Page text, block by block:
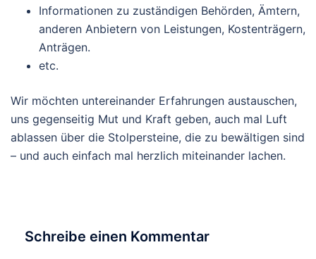
Informationen zu zuständigen Behörden, Ämtern,
anderen Anbietern von Leistungen, Kostenträgern,
Anträgen.
etc.
Wir möchten untereinander Erfahrungen austauschen,
uns gegenseitig Mut und Kraft geben, auch mal Luft
ablassen über die Stolpersteine, die zu bewältigen sind
– und auch einfach mal herzlich miteinander lachen.
Schreibe einen Kommentar